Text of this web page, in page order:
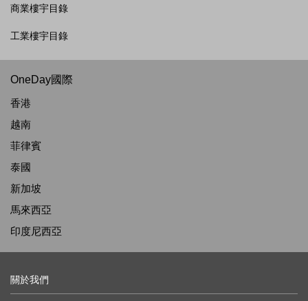
商業樓宇目錄
工業樓宇目錄
OneDay國際
香港
越南
菲律賓
泰國
新加坡
馬來西亞
印度尼西亞
關於我們